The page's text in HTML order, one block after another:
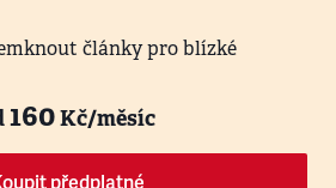
články pro blízké
160Kč/měsíc
předplatné